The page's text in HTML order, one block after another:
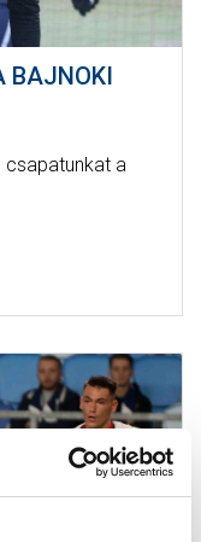
BAJNOKI
csapatunkat a